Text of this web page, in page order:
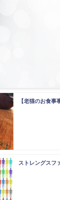
【老猫のお食事
ストレングスフ